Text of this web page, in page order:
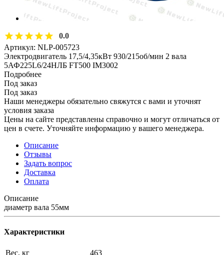
0.0
Артикул: NLP-005723
Электродвигатель 17,5/4,35кВт 930/215об/мин 2 вала
5АФ225L6/24НЛБ FT500 IM3002
Подробнее
Под заказ
Под заказ
Наши менеджеры обязательно свяжутся с вами и уточнят
условия заказа
Цены на сайте представлены справочно и могут отличаться от
цен в счете. Уточняйте информацию у вашего менеджера.
Описание
Отзывы
Задать вопрос
Доставка
Оплата
Описание
диаметр вала 55мм
Характеристики
Вес, кг 463